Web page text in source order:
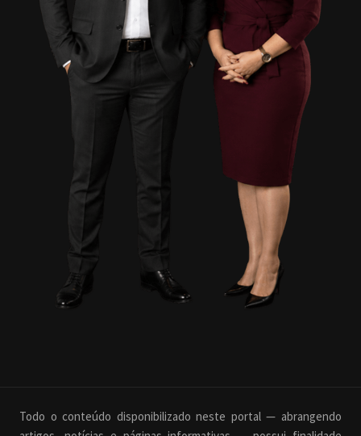
Todo o conteúdo disponibilizado neste portal — abrangendo